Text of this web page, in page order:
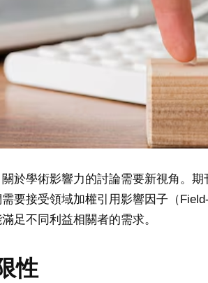
於學術影響力的討論需要新視角。
要接受領域加權引用影響因子（
足不同利益相關者的需求。
性